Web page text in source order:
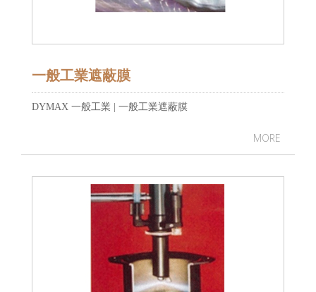
一般工業遮蔽膜
DYMAX 一般工業 | 一般工業遮蔽膜
MORE